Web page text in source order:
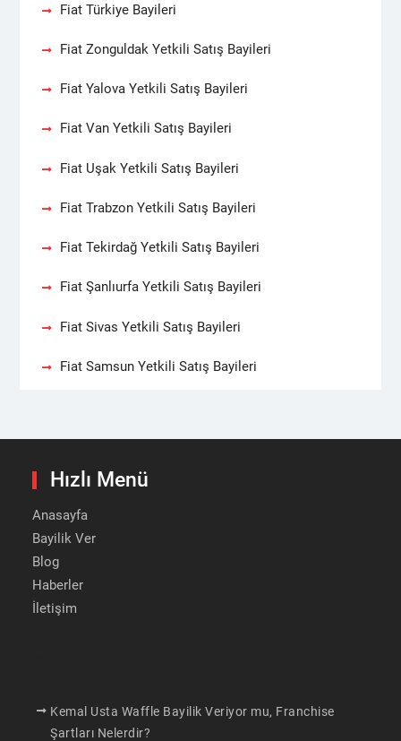
Fiat Türkiye Bayileri
Fiat Zonguldak Yetkili Satış Bayileri
Fiat Yalova Yetkili Satış Bayileri
Fiat Van Yetkili Satış Bayileri
Fiat Uşak Yetkili Satış Bayileri
Fiat Trabzon Yetkili Satış Bayileri
Fiat Tekirdağ Yetkili Satış Bayileri
Fiat Şanlıurfa Yetkili Satış Bayileri
Fiat Sivas Yetkili Satış Bayileri
Fiat Samsun Yetkili Satış Bayileri
Hızlı Menü
Anasayfa
Bayilik Ver
Blog
Haberler
İletişim
Kemal Usta Waffle Bayilik Veriyor mu, Franchise
Şartları Nelerdir?